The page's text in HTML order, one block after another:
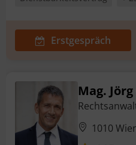
Erstgespräch
Mag.
1010